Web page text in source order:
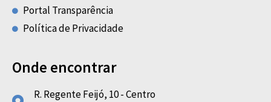
Portal Transparência
Política de Privacidade
Onde encontrar
R. Regente Feijó, 10 - Centro